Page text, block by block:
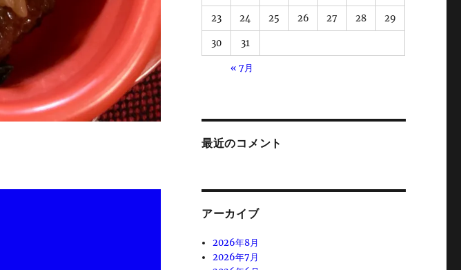
23 24 25 26 27 28 29
30 31
« 7月
最近のコメント
アーカイブ
2026年8月
2026年7月